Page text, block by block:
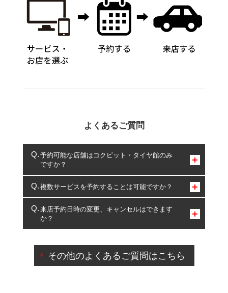
よくあるご質問
予約可能な店舗はコクピット・タイヤ館のみ
ですか？
コクピット・タイヤ館のみとなります。
複数サービスを予約することは可能ですか？
複数サービスのご予約は可能です。
一部の商品・サービスの組み合わせに限り、同時にご予約が
出来ないものもございます。
来店予約日時の変更、キャンセルはできます
か？
ご来店予約日の3営業日前を過ぎている場合のご予約
の日時変更につきましては、直接ご予約の店舗まで
その他のよくあるご質問はこちら